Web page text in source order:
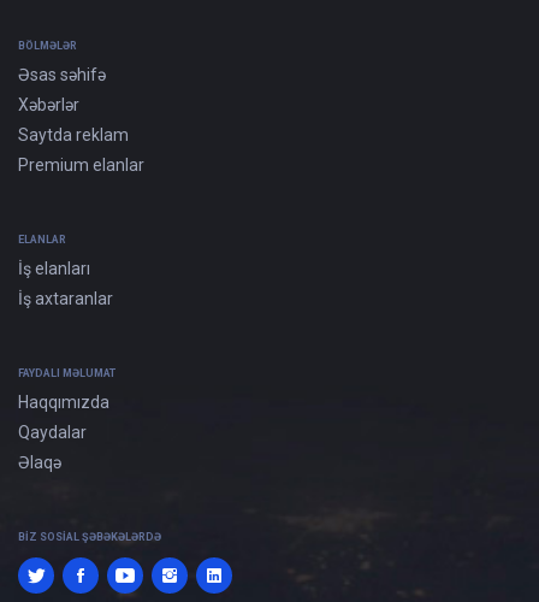
BÖLMƏLƏR
Əsas səhifə
Xəbərlər
Saytda reklam
Premium elanlar
ELANLAR
İş elanları
İş axtaranlar
FAYDALI MƏLUMAT
Haqqımızda
Qaydalar
Əlaqə
BIZ SOSIAL ŞƏBƏKƏLƏRDƏ